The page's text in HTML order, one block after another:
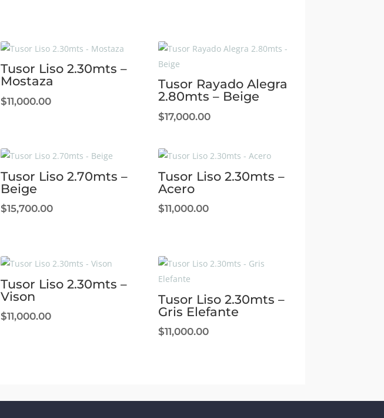
Tusor Liso 2.30mts –
Mostaza
$11,000.00
Tusor Rayado Alegra
2.80mts – Beige
$17,000.00
Tusor Liso 2.70mts –
Beige
$15,700.00
Tusor Liso 2.30mts –
Acero
$11,000.00
Tusor Liso 2.30mts –
Vison
$11,000.00
Tusor Liso 2.30mts –
Gris Elefante
$11,000.00